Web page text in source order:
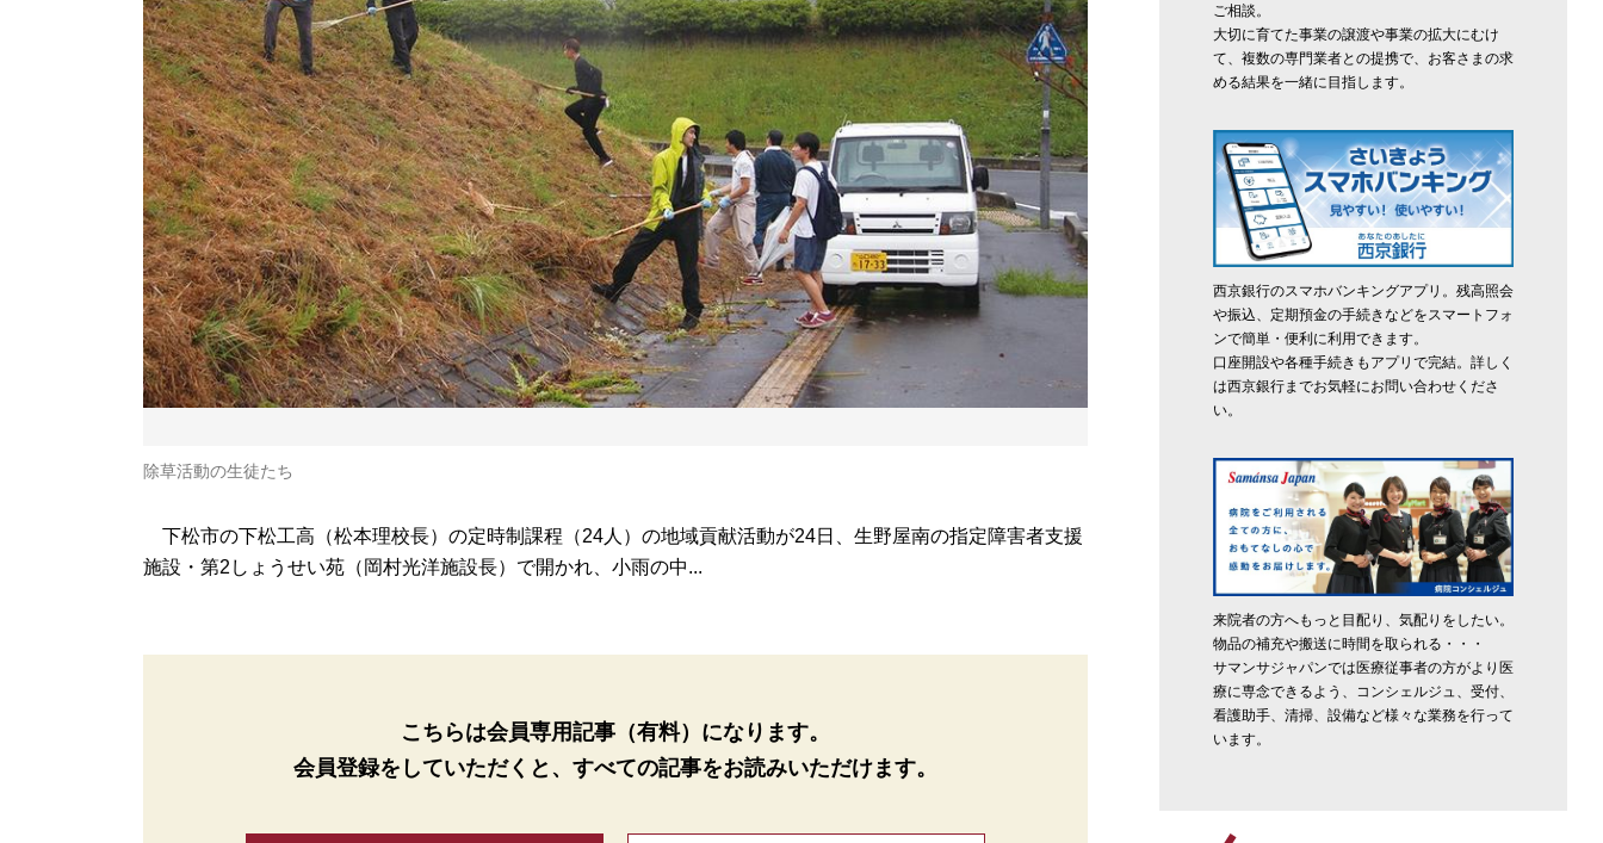
除草活動の生徒たち
下松市の下松工高（松本理校長）の定時制課程（24人）の地域貢献活動が24日、生野屋南の指定障害者支援
施設・第2しょうせい苑（岡村光洋施設長）で開かれ、小雨の中...
こちらは会員専用記事（有料）になります。
会員登録をしていただくと、 すべての記事をお読みいただけます。
ご相談。
大切に育てた事業の譲渡や事業の拡大にむけ
て、複数の専門業者との提携で、お客さまの求
める結果を一緒に目指します。
西京銀行のスマホバンキングアプリ。残高照会
や振込、定期預金の手続きなどをスマートフォ
ンで簡単・便利に利用できます。
口座開設や各種手続きもアプリで完結。詳しく
は西京銀行までお気軽にお問い合わせくださ
い。
来院者の方へもっと目配り、気配りをしたい。
物品の補充や搬送に時間を取られる・・・
サマンサジャパンでは医療従事者の方がより医
療に専念できるよう、コンシェルジュ、受付、
看護助手、清掃、設備など様々な業務を行って
います。